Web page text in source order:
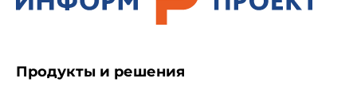
Продукты и решения